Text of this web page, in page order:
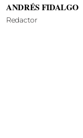
ANDRÉS FIDALGO
Redactor